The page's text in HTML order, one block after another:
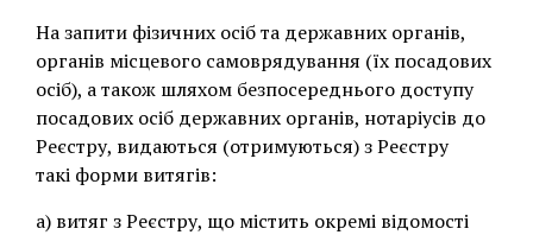
На запити фізичних осіб та державних органів,
органів місцевого самоврядування (їх посадових
осіб), а також шляхом безпосереднього доступу
посадових осіб державних органів, нотаріусів до
Реєстру, видаються (отримуються) з Реєстру
такі форми витягів:
а) витяг з Реєстру, що містить окремі відомості